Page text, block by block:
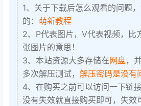
1、关于下载后怎么观看的问题
的： 萌新教程
2、P代表图片，V代表视频，比
张图片的意思！
3、本站资源大多存储在网盘，
多次解压测试， 解压密码是没有
4、在购买之前可以访问一下链
没有失效就直接购买即可，失效